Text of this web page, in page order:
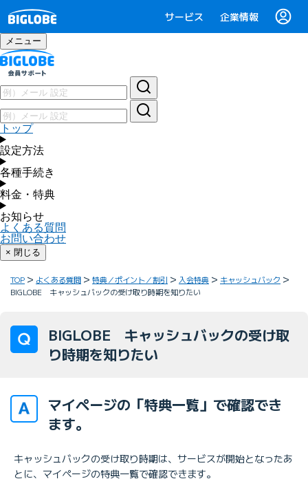
サービス 企業情報
メニュー
トップ
設定方法
各種手続き
料金・特典
お知らせ
よくある質問
お問い合わせ
× 閉じる
TOP よくある質問 特典／ポイント／割引 入会特典
キャッシュバック
BIGLOBE キャッシュバックの受け取り時期を知りたい
BIGLOBE キャッシュバックの受け取
り時期を知りたい
マイページの「特典一覧」で確認でき
ます。
キャッシュバックの受け取り時期は、サービスが開始となったあ
とに、マイページの特典一覧で確認できます。